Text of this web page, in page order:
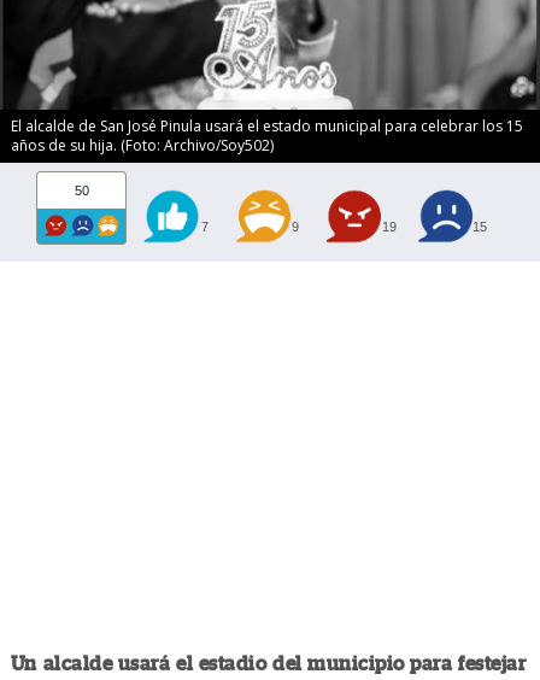
El alcalde de San José Pinula usará el estado municipal para celebrar los 15
años de su hija. (Foto: Archivo/Soy502)
50
7 9 19 15
Un alcalde usará el estadio del municipio para festejar